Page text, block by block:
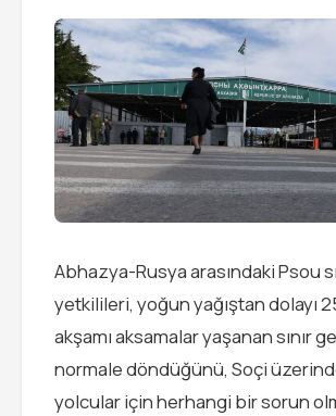
Abhazya-Rusya arasındaki Psou
yetkilileri, yoğun yağıştan dolayı
akşamı aksamalar yaşanan sınır
normale döndüğünü, Soçi
yolcular için herhangi bir sorun